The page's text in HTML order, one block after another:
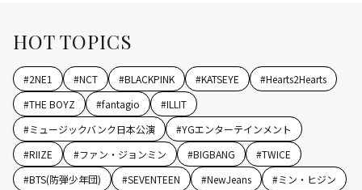
HOT TOPICS
#2NE1 #NCT #BLACKPINK #KATSEYE #Hearts2Hearts
#THE BOYZ #fantagio #ILLIT
#ミュージックバンク日本公演 #YGエンターテインメント
#RIIZE #ファン・ジョンミン #BIGBANG #TWICE
#BTS(防弾少年団) #SEVENTEEN #NewJeans #ミン・ヒジン